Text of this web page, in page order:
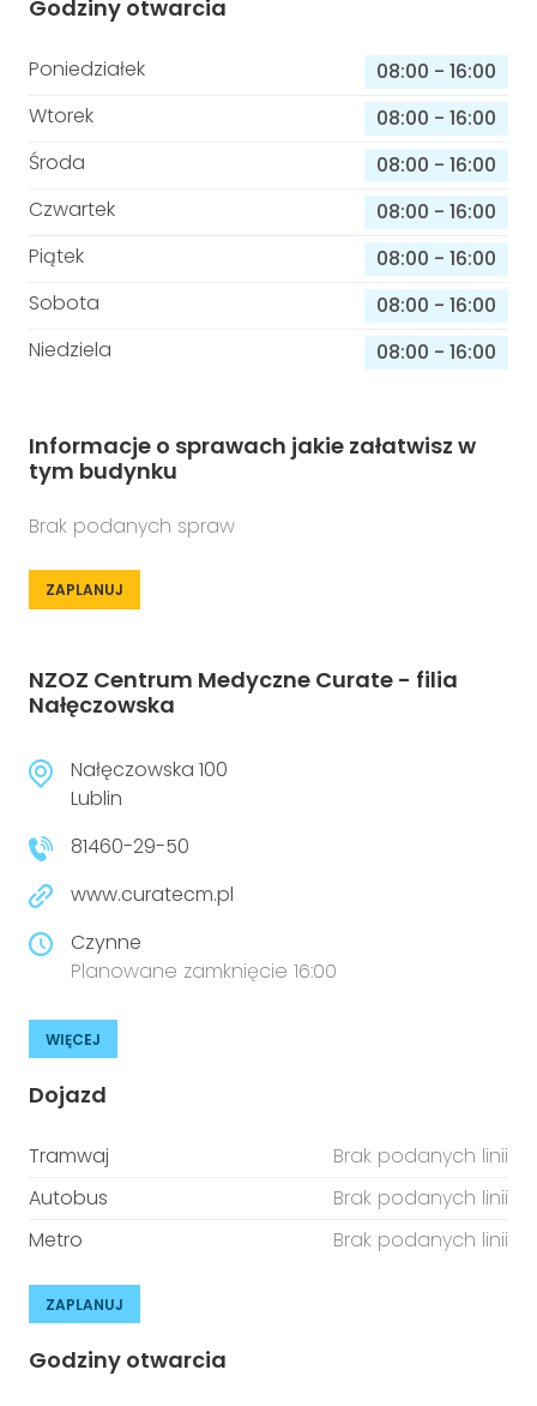
Godziny otwarcia
Poniedziałek 08:00 - 16:00
Wtorek
08:00 - 16:00
Środa
08:00 - 16:00
Czwartek
08:00 - 16:00
Piątek
08:00 - 16:00
Sobota
08:00 - 16:00
Niedziela
08:00 - 16:00
Informacje o sprawach jakie załatwisz w
tym budynku
Brak podanych spraw
ZAPLANUJ
NZOZ Centrum Medyczne Curate - filia
Nałęczowska
Nałęczowska 100
Lublin
81460-29-50
www.curatecm.pl
Czynne
Planowane zamknięcie 16:00
WIĘCEJ
Dojazd
Tramwaj
Brak podanych linii
Autobus
Brak podanych linii
Metro
Brak podanych linii
ZAPLANUJ
Godziny otwarcia